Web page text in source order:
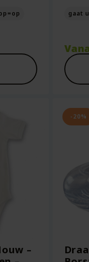
gaat
–
-20%